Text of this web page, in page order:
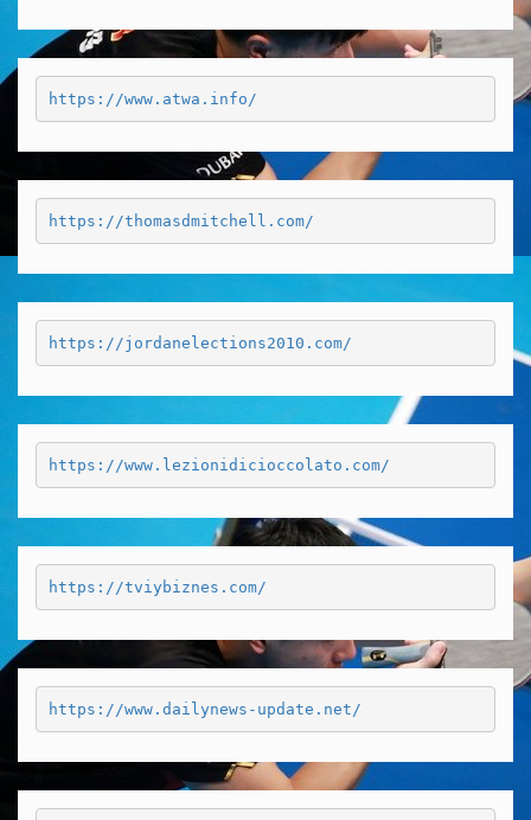
https://www.atwa.info/
https://thomasdmitchell.com/
https://jordanelections2010.com/
https://www.lezionidicioccolato.com/
https://tviybiznes.com/
https://www.dailynews-update.net/